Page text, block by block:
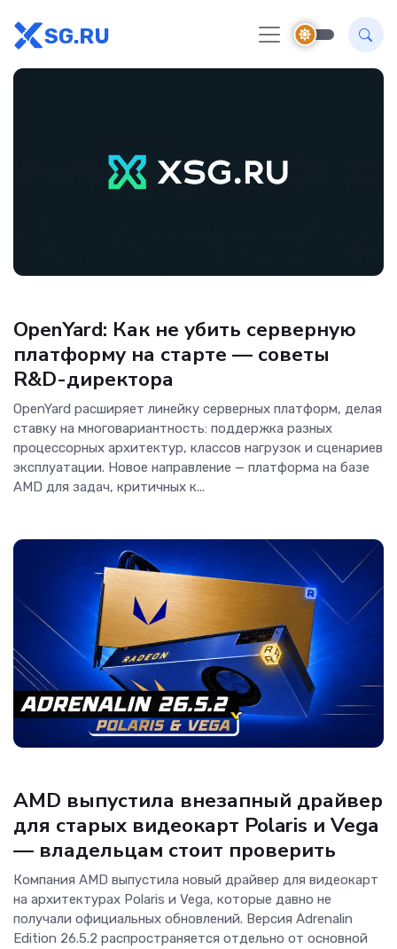
SG.RU
OpenYard: Как не убить серверную
платформу на старте — советы
R&D-директора
OpenYard расширяет линейку серверных платформ, делая
ставку на многовариантность: поддержка разных
процессорных архитектур, классов нагрузок и сценариев
эксплуатации. Новое направление — платформа на базе
AMD для задач, критичных к...
AMD выпустила внезапный драйвер
для старых видеокарт Polaris и Vega
— владельцам стоит проверить
Компания AMD выпустила новый драйвер для видеокарт
на архитектурах Polaris и Vega, которые давно не
получали официальных обновлений. Версия Adrenalin
Edition 26.5.2 распространяется отдельно от основной